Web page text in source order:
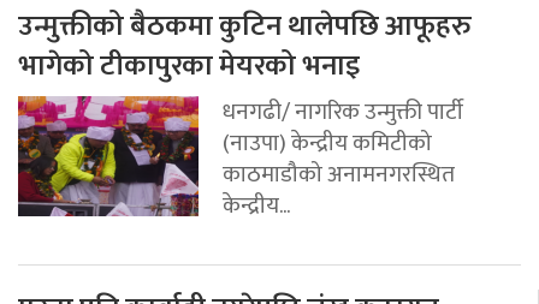
उन्मुक्तीको बैठकमा कुटिन थालेपछि आफूहरु
भागेको टीकापुरका मेयरको भनाइ
धनगढी/ नागरिक उन्मुक्ती पार्टी
(नाउपा) केन्द्रीय कमिटीको
काठमाडौको अनामनगरस्थित
केन्द्रीय...